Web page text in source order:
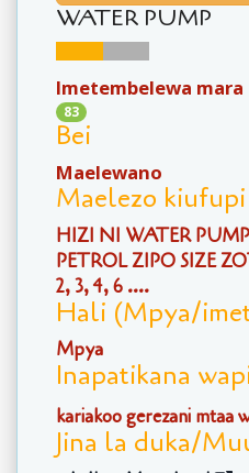
WATER PUMP
Imetembelewa mara
83
Bei
Maelewano
Maelezo
HIZI NI WATER
PETROL ZIPO SIZE
2, 3, 4, 6 ....
Hali (Mpya/
Mpya
Inapatikana
kariakoo gerezani mtaa
Jina la duka/